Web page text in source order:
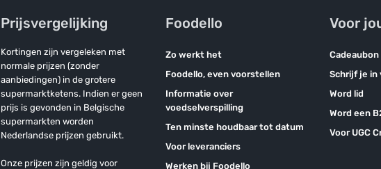
Prijsvergelijking
Kortingen zijn vergeleken met
normale prijzen (zonder
aanbiedingen) in de grotere
supermarktketens. Indien er geen
prijs is gevonden in Belgische
supermarkten worden
Nederlandse prijzen gebruikt.
Onze prijzen zijn geldig voor
Foodello
Zo werkt het
Foodello, even voorstellen
Informatie over
voedselverspilling
Ten minste houdbaar tot datum
Voor leveranciers
Werken bij Foodello
Voor
Schrijf je in
Word lid
Word een
Voor UGC